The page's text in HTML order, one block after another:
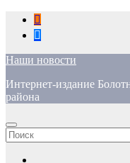
Перейти
содержимому
Наши новости
Интернет-издание
района